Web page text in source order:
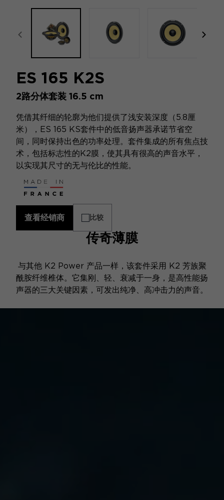
focal-naim-frontent::misc.prev_label
ES 165 K2S
2路分体套装 16.5 cm
凭借其纤细的轮廓为他们提供了浅安装深度（5.8厘
米），ES 165 KS套件中的低音扬声器承诺节省空
间，同时保持出色的功率处理。套件集成的所有焦点技
术，包括标志性的K2膜，使其具有很高的声音水平，
以实现其尺寸的无与伦比的性能。
查看经销商 比较
传奇薄膜
与其他 K2 Power 产品一样，该套件采用 K2 芳族聚
酰胺纤维椎体。它集刚、轻、衰减于一身，是高性能扬
声器的三大关键因素，可发出纯净、高冲击力的声音。